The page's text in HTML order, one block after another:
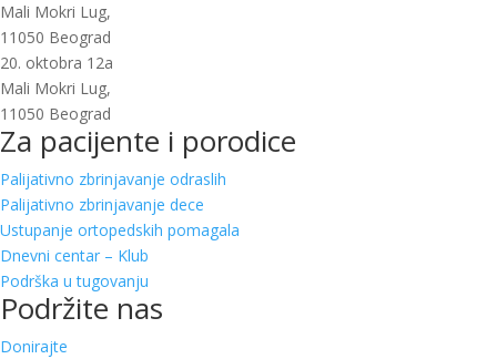
Mali Mokri Lug,
11050 Beograd
20. oktobra 12a
Mali Mokri Lug,
11050 Beograd
Za pacijente i porodice
Palijativno zbrinjavanje odraslih
Palijativno zbrinjavanje dece
Ustupanje ortopedskih pomagala
Dnevni centar – Klub
Podrška u tugovanju
Podržite nas
Donirajte